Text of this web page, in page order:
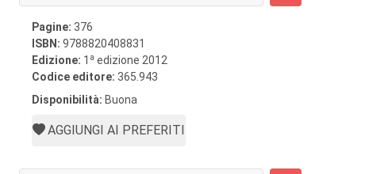
Pagine: 376
ISBN: 9788820408831
Edizione: 1 a edizione 2012
Codice editore: 365.943
Disponibilità: Buona
AGGIUNGI AI PREFERITI